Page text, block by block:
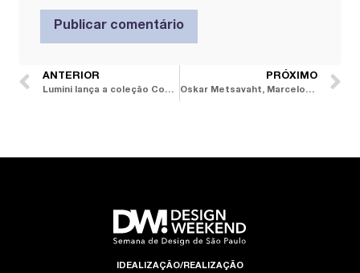
ANTERIOR
Lumini lança a coleção Comer, Ler e Festejar
PRÓXIMO
Oskar Metsavaht, Marcelo Rosenbaum e Rodrigo Ambrosio assinam revestimentos para a Portobello
IDEALIZAÇÃO/REALIZAÇÃO